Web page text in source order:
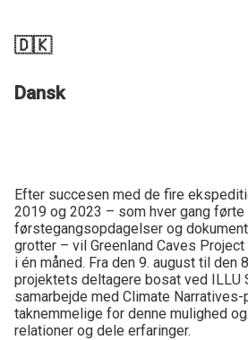
🇩🇰
Dansk
Efter succesen med de fire
2019 og 2023 – som hver gang
førstegangsopdagelser og
grotter – vil Greenland Caves
i én måned. Fra den 9. august til den
projektets deltagere bosat ved ILLU
samarbejde med Climate
taknemmelige for denne mulighed
relationer og dele erfaringer.